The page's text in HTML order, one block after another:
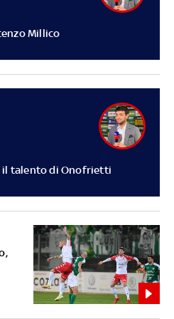
Millico
il talento di Onofrietti